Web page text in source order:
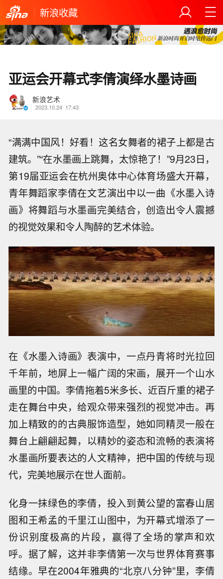
新浪收藏
亚运会开幕式李倩演绎水墨诗画
新浪艺术
2023.10.24 17:43
“满满中国风！好看！这名女舞者的裙子上都是古
建筑。”“在水墨画上跳舞，太惊艳了！”9月23日，
第19届亚运会在杭州奥体中心体育场盛大开幕，
青年舞蹈家李倩在文艺演出中以一曲《水墨入诗
画》将舞蹈与水墨画完美结合，创造出令人震撼
的视觉效果和令人陶醉的艺术体验。
在《水墨入诗画》表演中，一点丹青将时光拉回
千年前，地屏上一幅广阔的宋画，展开一个山水
画里的中国。李倩拖着5米多长、近百斤重的裙子
走在舞台中央，给观众带来强烈的视觉冲击。再
加上精致的的古典服饰造型，她如同精灵一般在
舞台上翩翩起舞，以精妙的姿态和流畅的表演将
水墨画所要表达的人文精神，把中国的传统与现
代，完美地展示在世人面前。
化身一抹绿色的李倩，投入到黄公望的富春山居
图和王希孟的千里江山图中，为开幕式增添了一
份识别度极高的片段，赢得了全场的掌声和欢
呼。据了解，这并非李倩第一次与世界体育赛事
结缘。早在2004年雅典的“北京八分钟”里，李倩